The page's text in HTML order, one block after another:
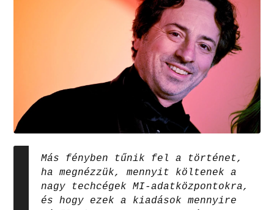
Más fényben tűnik fel a történet,
ha megnézzük, mennyit költenek a
nagy techcégek MI-adatközpontokra,
és hogy ezek a kiadások mennyire